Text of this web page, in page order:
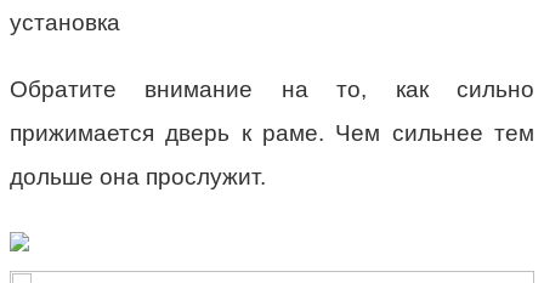
Обратите внимание на то, как сильно
прижимается дверь к раме. Чем сильнее тем
дольше она прослужит.